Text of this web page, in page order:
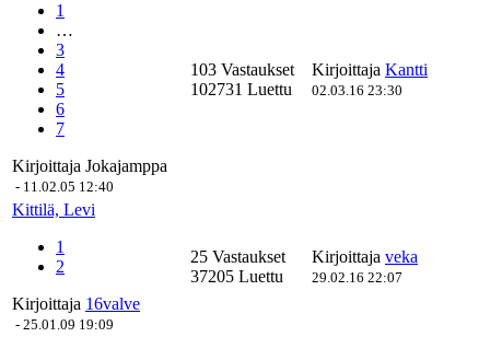
1
…
3
4
5
6
7
Kirjoittaja Jokajamppa
- 11.02.05 12:40
103 Vastaukset
102731 Luettu
Kirjoittaja Kantti
02.03.16 23:30
Kittilä, Levi
1
2
Kirjoittaja 16valve
- 25.01.09 19:09
25 Vastaukset
37205 Luettu
Kirjoittaja veka
29.02.16 22:07